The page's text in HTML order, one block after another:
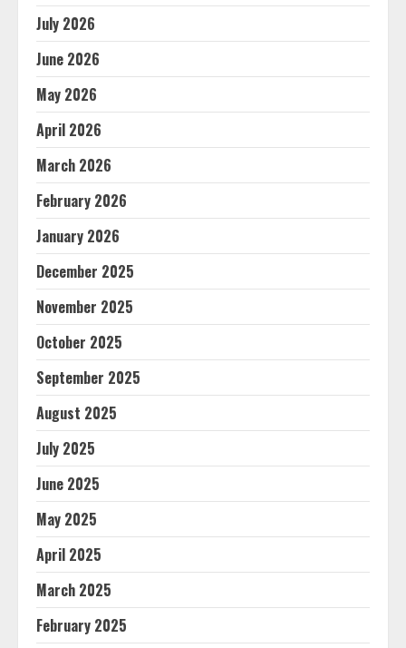
July 2026
June 2026
May 2026
April 2026
March 2026
February 2026
January 2026
December 2025
November 2025
October 2025
September 2025
August 2025
July 2025
June 2025
May 2025
April 2025
March 2025
February 2025